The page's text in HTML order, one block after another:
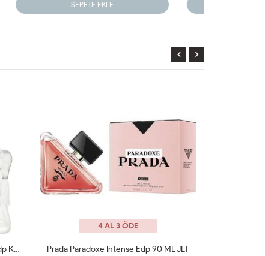
SEPETE EKLE
JLT
4 AL 3 ÖDE
Lancome La Nuit Tresor EDP 100ML Kadın Parfüm ARC JLT